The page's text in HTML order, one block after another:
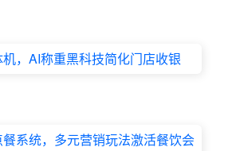
，AI称重黑科技简化门店收银
系统，多元营销玩法激活餐饮会